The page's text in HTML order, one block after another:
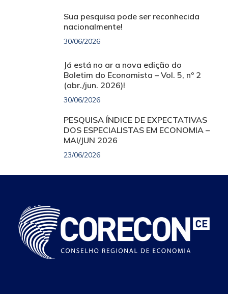
Sua pesquisa pode ser reconhecida
nacionalmente!
30/06/2026
Já está no ar a nova edição do
Boletim do Economista – Vol. 5, nº 2
(abr./jun. 2026)!
30/06/2026
PESQUISA ÍNDICE DE EXPECTATIVAS
DOS ESPECIALISTAS EM ECONOMIA –
MAI/JUN 2026
23/06/2026